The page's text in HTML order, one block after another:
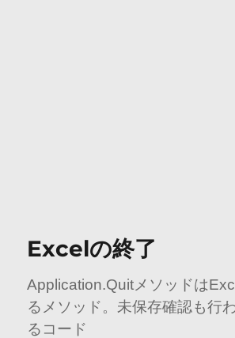
Excelの終了
Application.Quitメソッドは
るメソッド。未保存確認も行
るコード